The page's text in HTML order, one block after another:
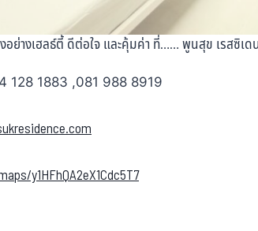
อย่างเฮลธ์ตี้ ดีต่อใจ และคุ้มค่า ที่…… พูนสุข เรสซิเด
128 1883 ,081 988 8919
y1HFhQA2eX1Cdc5T7